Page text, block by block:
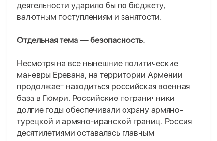
деятельности ударило бы по бюджету,
валютным поступлениям и занятости.
Отдельная тема — безопасность.
Несмотря на все нынешние политические
маневры Еревана, на территории Армении
продолжает находиться российская военная
база в Гюмри. Российские пограничники
долгие годы обеспечивали охрану армяно-
турецкой и армяно-иранской границ. Россия
десятилетиями оставалась главным